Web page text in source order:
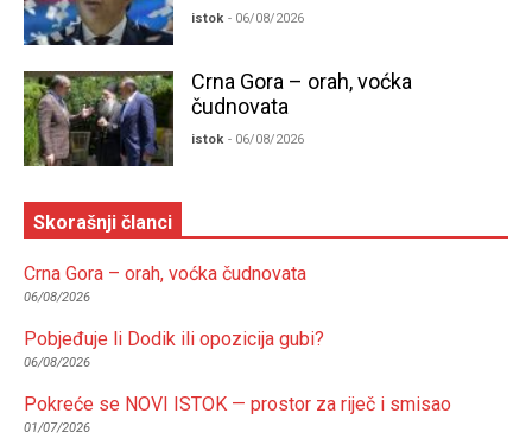
istok - 06/08/2026
Crna Gora – orah, voćka
čudnovata
istok - 06/08/2026
Skorašnji članci
Crna Gora – orah, voćka čudnovata
06/08/2026
Pobjeđuje li Dodik ili opozicija gubi?
06/08/2026
Pokreće se NOVI ISTOK — prostor za riječ i smisao
01/07/2026